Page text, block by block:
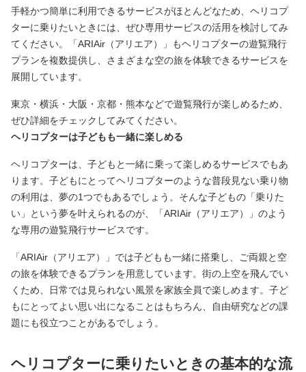
手軽かつ簡単に利用できるサービスがほとんどなため、ヘリコプ
ターに乗りたいときには、ぜひ専用サービスの活用を検討してみ
てください。「ARIAir（アリエア）」もヘリコプターの遊覧飛行
プランを複数提供し、さまざまな空の旅を体験できるサービスを
展開しています。
東京・横浜・大阪・京都・熊本などで遊覧飛行が楽しめるため、
ぜひ詳細をチェックしてみてください。
ヘリコプターは子どもも一緒に楽しめる
ヘリコプターは、子どもと一緒に乗って楽しめるサービスでもあ
ります。子どもにとってヘリコプターのような普段見ない乗り物
の利用は、夢の1つでもあるでしょう。そんな子どもの「乗りた
い」という夢を叶えられるのが、「ARIAir（アリエア）」のよう
な専用の遊覧飛行サービスです。
「ARIAir（アリエア）」では子どもも一緒に搭乗し、ご両親と空
の旅を体験できるプランを用意しています。街の上空を飛んでい
くため、日常では見られない風景を家族全員で楽しめます。子ど
もにとってよい思い出になることはもちろん、自由研究などの課
題にも役立つことがあるでしょう。
ヘリコプターに乗りたいときの基本的な流